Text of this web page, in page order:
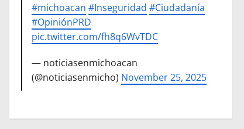
#michoacan #Inseguridad #Ciudadanía
#OpiniónPRD
pic.twitter.com/fh8q6WvTDC
— noticiasenmichoacan
(@noticiasenmicho) November 25, 2025